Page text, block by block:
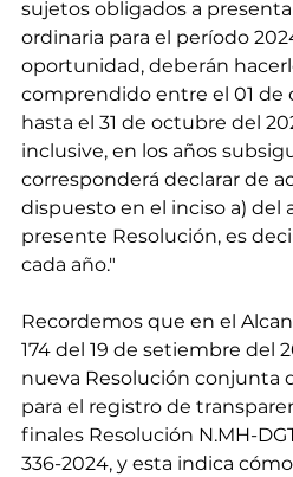
sujetos obligados a
ordinaria para el período
oportunidad, deberán
comprendido entre el 01 de
hasta el 31 de octubre del
inclusive, en los años
corresponderá declarar de
dispuesto en el inciso a) del
presente Resolución, es
cada año."
Recordemos que en el
174 del 19 de setiembre del
nueva Resolución conjunta
para el registro de
finales Resolución N.MH-
336-2024, y esta indica